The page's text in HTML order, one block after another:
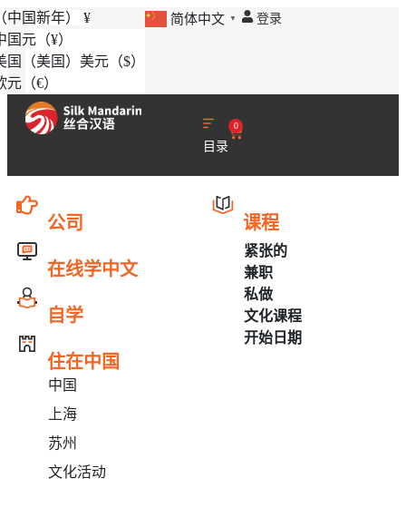
中国新年） ¥
国元 （¥）
国（美国）美元 （$）
元 （€）
简体中文 ▼ 登录
目录
0
公司
在线学中文
自学
住在中国
中国
上海
苏州
文化活动
课程
紧张的
兼职
私做
文化课程
开始日期